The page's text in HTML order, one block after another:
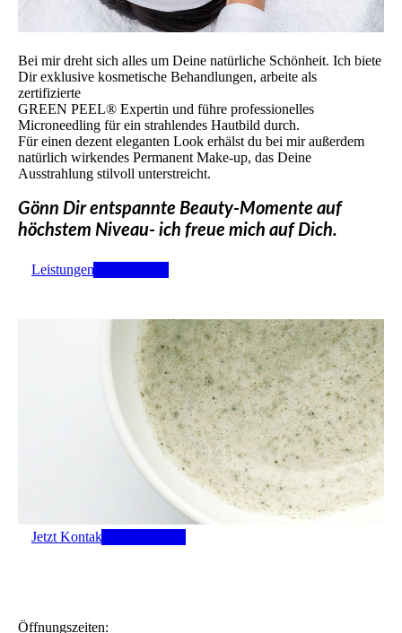
Bei mir dreht sich alles um Deine natürliche Schönheit. Ich biete
Dir exklusive kosmetische Behandlungen, arbeite als
zertifizierte
GREEN PEEL® Expertin und führe professionelles
Microneedling für ein strahlendes Hautbild durch.
Für einen dezent eleganten Look erhälst du bei mir außerdem
natürlich wirkendes Permanent Make-up, das Deine
Ausstrahlung stilvoll unterstreicht.
Gönn Dir entspannte Beauty-Momente auf
höchstem Niveau- ich freue mich auf Dich.
Leistungen entdecken
Jetzt Kontakt aufnehmen
Öffnungszeiten: